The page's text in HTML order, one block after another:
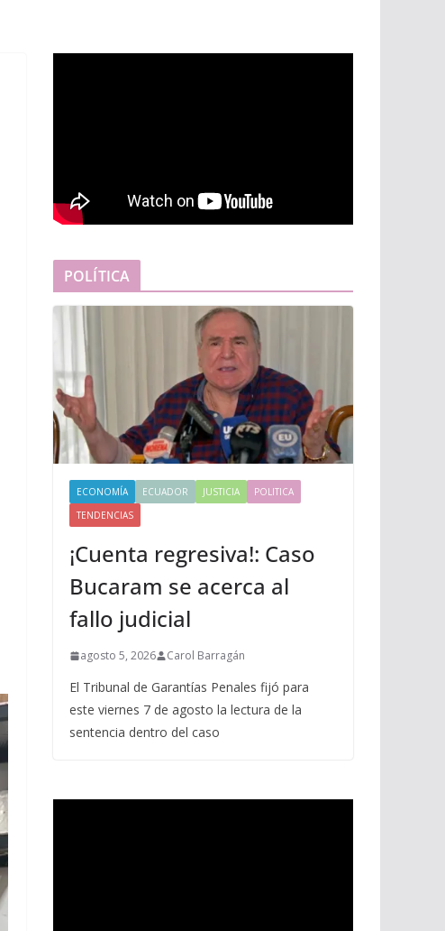
POLÍTICA
ECONOMÍA ECUADOR JUSTICIA
POLITICA
TENDENCIAS
¡Cuenta regresiva!: Caso
Bucaram se acerca al
fallo judicial
agosto 5, 2026 Carol Barragán
El Tribunal de Garantías Penales fijó para
este viernes 7 de agosto la lectura de la
sentencia dentro del caso